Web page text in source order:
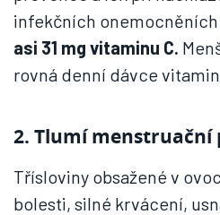
infekčních
asi 31 mg vitaminu C.
rovná denní dávce
2. Tlumí menstruační
Třísloviny obsažené v
bolesti, silné krvácení,